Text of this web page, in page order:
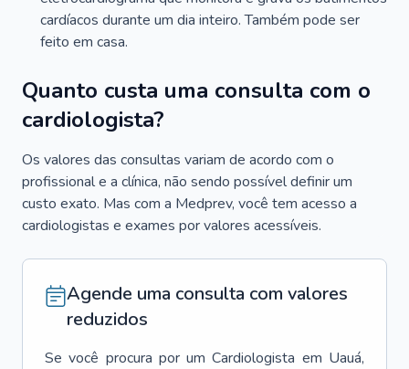
cardíacos durante um dia inteiro. Também pode ser
feito em casa.
Quanto custa uma consulta com o
cardiologista?
Os valores das consultas variam de acordo com o
profissional e a clínica, não sendo possível definir um
custo exato. Mas com a Medprev, você tem acesso a
cardiologistas e exames por valores acessíveis.
Agende uma consulta com valores
reduzidos
Se você procura por um Cardiologista em Uauá,